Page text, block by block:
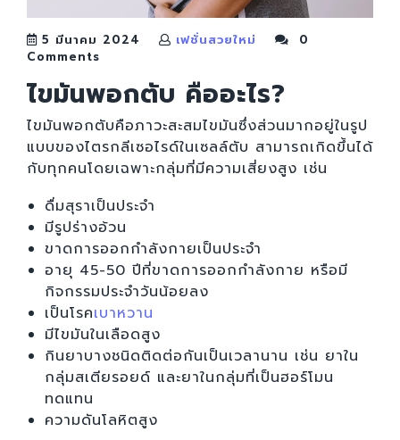
5 มีนาคม 2024 เฟชั่นสวยใหม่
0
Comments
ไขมันพอกตับ คืออะไร?
ไขมันพอกตับคือภาวะสะสมไขมันซึ่งส่วนมากอยู่ในรูป
แบบของไตรกลีเซอไรด์ในเซลล์ตับ สามารถเกิดขึ้นได้
กับทุกคนโดยเฉพาะกลุ่มที่มีความเสี่ยงสูง เช่น
ดื่มสุราเป็นประจำ
มีรูปร่างอ้วน
ขาดการออกกำลังกายเป็นประจำ
อายุ 45-50 ปีที่ขาดการออกกำลังกาย หรือมี
กิจกรรมประจำวันน้อยลง
เป็นโรคเบาหวาน
มีไขมันในเลือดสูง
กินยาบางชนิดติดต่อกันเป็นเวลานาน เช่น ยาใน
กลุ่มสเตียรอยด์ และยาในกลุ่มที่เป็นฮอร์โมน
ทดแทน
ความดันโลหิตสูง